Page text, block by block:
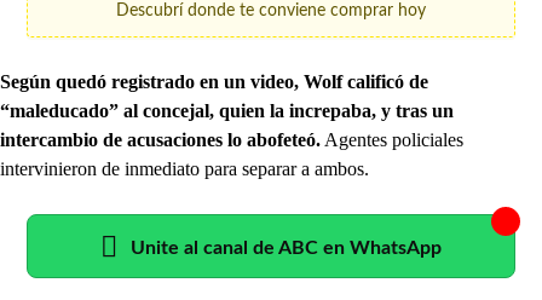
Descubrí donde te conviene comprar hoy
Según quedó registrado en un video, Wolf calificó de
“maleducado” al concejal, quien la increpaba, y tras un
intercambio de acusaciones lo abofeteó. Agentes policiales
intervinieron de inmediato para separar a ambos.
Unite al canal de ABC en WhatsApp